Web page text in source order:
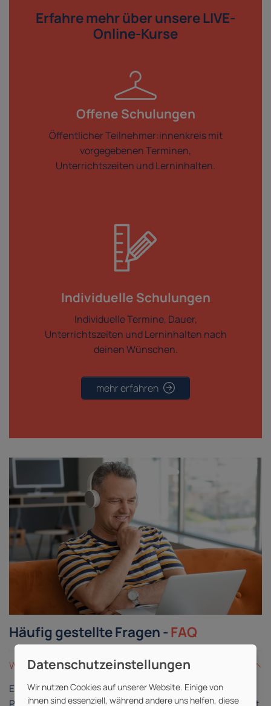
Erfahre mehr überunsere LIVE-
Online-Kurse
Offene Schulungen
Öffentlicher Teilnehmer:innenkreis mit
vorgegebenen Terminen,
Unterrichtszeiten und Lerninhalten.
Individuelle Schulungen
Individuelle Termine, Dauer,
Unterrichtszeiten und Lerninhalten nach
deinen Wünschen.
mehr erfahren
Häufig gestellte Fragen -FAQ
Was ist eine Live-Online-Schulung?
Eine Live-Online-Schulung gleicht einer
Wir nutzen Cookies auf unserer Website. Einige von
ihnen sind essenziell, während andere uns helfen, diese